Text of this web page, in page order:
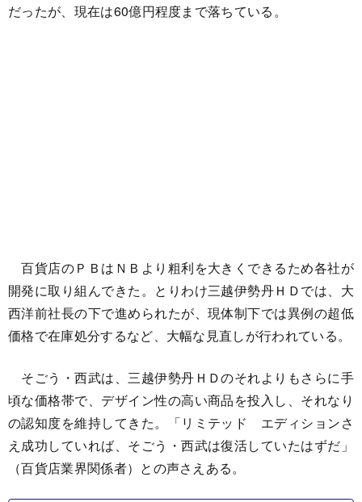
だったが、現在は60億円程度まで落ちている。
百貨店のＰＢはＮＢより粗利を大きくできるため各社が
開発に取り組んできた。とりわけ三越伊勢丹ＨＤでは、大
西洋前社長の下で進められたが、現体制下では異例の超低
価格で在庫処分するなど、大幅な見直しが行われている。
そごう・西武は、三越伊勢丹ＨＤのそれよりもさらに手
頃な価格帯で、デザイン性の高い商品を投入し、それなり
の認知度を維持してきた。「リミテッド エディションさ
え成功していれば、そごう・西武は復活していたはずだ」
（百貨店業界関係者）との声さえある。